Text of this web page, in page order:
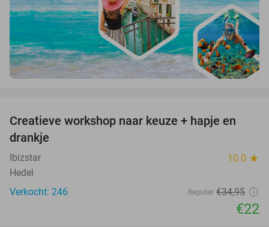
37%
Creatieve workshop naar keuze + hapje en
drankje
Ibizstar 10.0 star
Hedel
Verkocht: 246
Regulier €34,95
€22